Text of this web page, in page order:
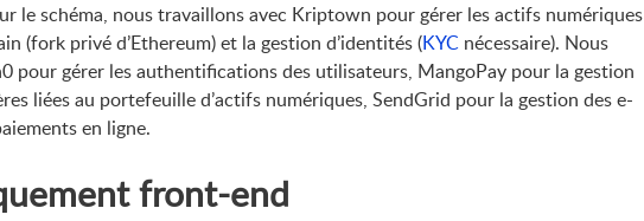
le schéma, nous travaillons avec Kriptown pour gérer les actifs numériques
(fork privé d’Ethereum) et la gestion d’identités (KYC nécessaire). Nous
pour gérer les authentifications des utilisateurs, MangoPay pour la gestion
liées au portefeuille d’actifs numériques, SendGrid pour la gestion des e-
en ligne.
front-end